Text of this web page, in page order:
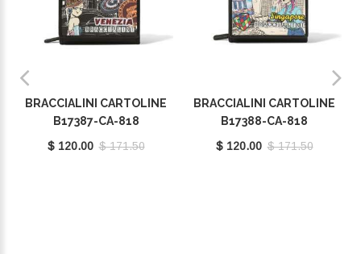
BRACCIALINI CARTOLINE
B17387-CA-818
$ 120.00 $ 171.50
BRACCIALINI CARTOLINE
B17388-CA-818
$ 120.00 $ 171.50